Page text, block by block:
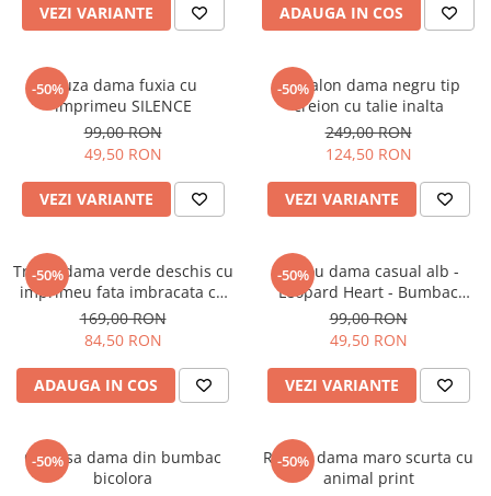
VEZI VARIANTE ADAUGA IN COS
-50%Bluza dama fuxia cu
imprimeu SILENCE
99,00 RON
49,50 RON
VEZI VARIANTE
-50%
Pantalon dama negru tip
creion cu talie inalta
249,00 RON
124,50 RON
VEZI VARIANTE
-50%
Tricou dama verde deschis cu
imprimeu fata imbracata cu
alb si inghetata in mana
169,00 RON
84,50 RON
ADAUGA IN COS
-50%
Tricou dama casual alb -
Leopard Heart - Bumbac
Organic
99,00 RON
49,50 RON
VEZI VARIANTE
-50%
Camasa dama din bumbac
bicolora
-50%
Rochie dama maro scurta cu
animal print